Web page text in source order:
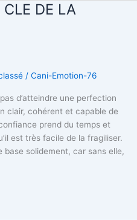
CLE DE LA
/ Cani-Emotion-76
pas d’atteindre une perfection
clair, cohérent et capable de
prend du temps et
est très facile de la fragiliser.
base solidement, car sans elle,